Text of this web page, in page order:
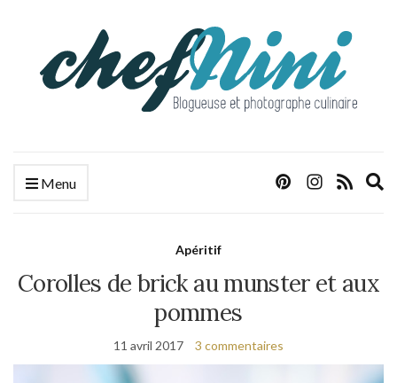
Menu
Apéritif
Corolles de brick au munster et aux
pommes
11 avril 2017 3 commentaires